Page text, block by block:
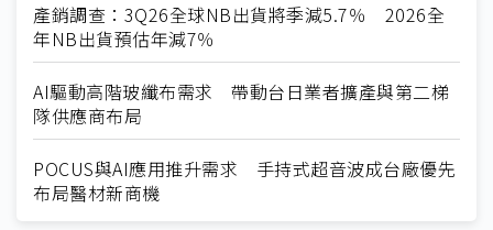
產銷調查：3Q26全球NB出貨將季減5.7％ 2026全
年NB出貨預估年減7％
AI驅動高階玻纖布需求 帶動台日業者擴產與第二梯
隊供應商布局
POCUS與AI應用推升需求 手持式超音波成台廠優先
布局醫材新商機